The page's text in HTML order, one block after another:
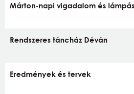
Márton-napi vigadalom és
Rendszeres táncház Déván
Eredmények és tervek